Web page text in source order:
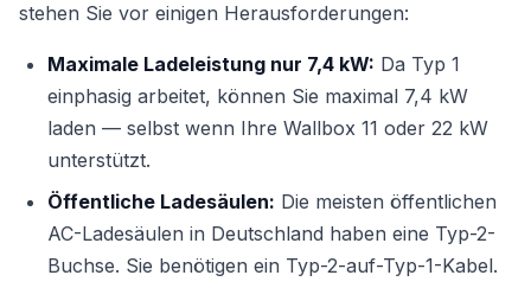
stehen Sie vor einigen Herausforderungen:
Maximale Ladeleistung nur 7,4 kW: Da Typ 1
einphasig arbeitet, können Sie maximal 7,4 kW
laden — selbst wenn Ihre Wallbox 11 oder 22 kW
unterstützt.
Öffentliche Ladesäulen: Die meisten öffentlichen
AC-Ladesäulen in Deutschland haben eine Typ-2-
Buchse. Sie benötigen ein Typ-2-auf-Typ-1-Kabel.